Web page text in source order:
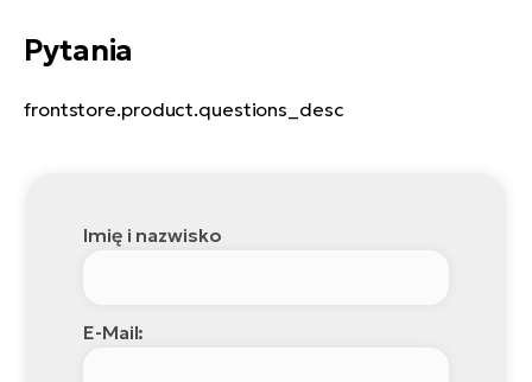
Pytania
frontstore.product.questions_desc
Imię i nazwisko
E-Mail: